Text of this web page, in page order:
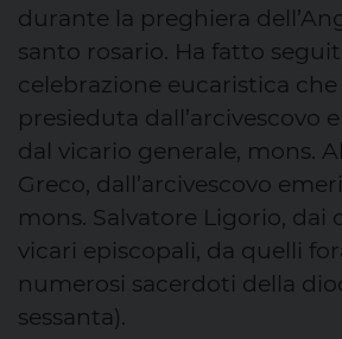
durante la preghiera
santo rosario. Ha fatto
celebrazione eucaristica che
presieduta dall’arcivescovo
dal vicario generale, mons.
Greco, dall’arcivescovo
mons. Salvatore Ligorio, dai
vicari episcopali, da quelli
numerosi sacerdoti della
sessanta).